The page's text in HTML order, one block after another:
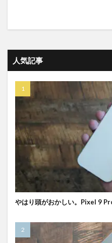
人気記事
やはり頭がおかしい。Pixel 9